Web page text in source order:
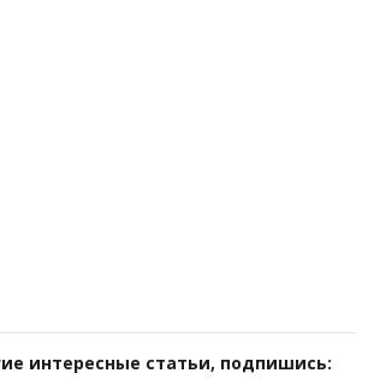
интересные статьи, подпишись: